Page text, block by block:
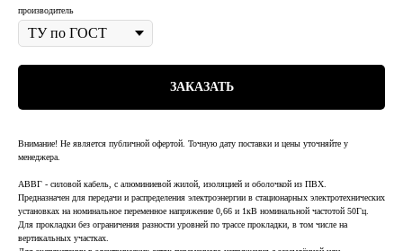
производитель
ЗАКАЗАТЬ
Внимание! Не является публичной офертой. Точную дату поставки и цены уточняйте у
менеджера.
АВВГ - силовой кабель, с алюминиевой жилой, изоляцией и оболочкой из ПВХ.
Предназначен для передачи и распределения электроэнергии в стационарных электротехнических
установках на номинальное переменное напряжение 0,66 и 1кВ номинальной частотой 50Гц.
Для прокладки без ограничения разности уровней по трассе прокладки, в том числе на
вертикальных участках.